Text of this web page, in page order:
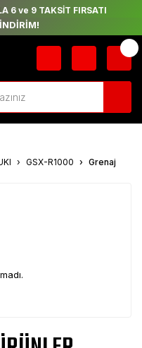
6 ve 9 TAKSİT FIRSATI
GSX-R1000 Grenaj